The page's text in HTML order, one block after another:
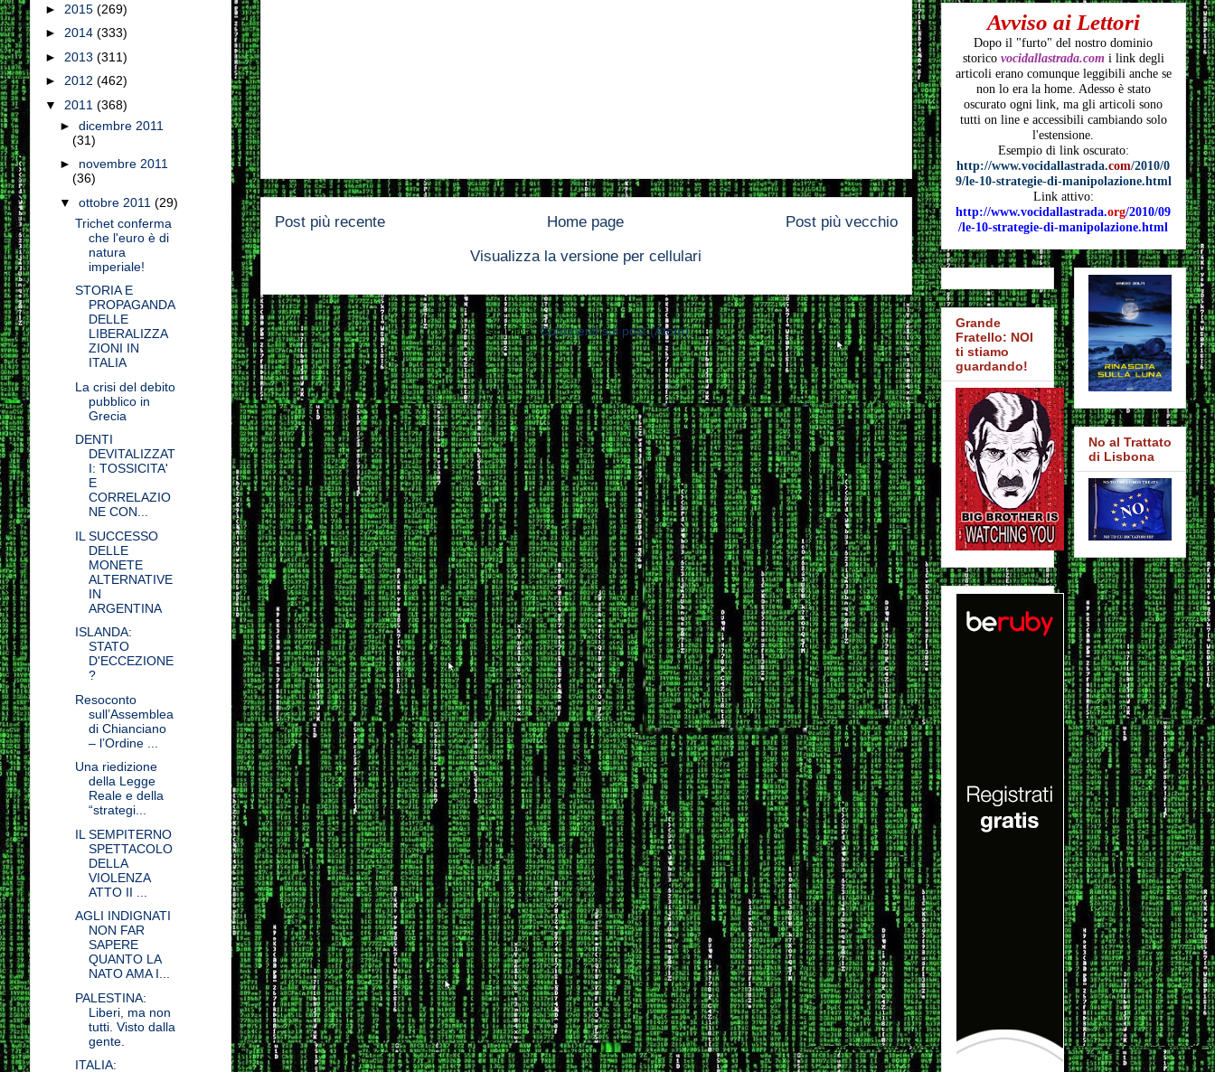
Post più recente Post più vecchio
Home page
Visualizza la versione per cellulari
Iscriviti a:Commenti sul post (Atom)
► 2015 (269)
► 2014 (333)
► 2013 (311)
► 2012 (462)
▼ 2011 (368)
►dicembre 2011
(31)
► novembre 2011
(36)
▼ottobre 2011(29)
Trichet conferma
che l'euro è di
natura
imperiale!
STORIA E
PROPAGANDA
DELLE
LIBERALIZZA
ZIONI IN
ITALIA
La crisi del debito
pubblico in
Grecia
DENTI
DEVITALIZZAT
I: TOSSICITA'
E
CORRELAZIO
NE CON...
IL SUCCESSO
DELLE
MONETE
ALTERNATIVE
IN
ARGENTINA
ISLANDA:
STATO
D'ECCEZIONE
?
Resoconto
sull’Assemblea
di Chianciano
– l’Ordine ...
Una riedizione
della Legge
Reale e della
“strategi...
IL SEMPITERNO
SPETTACOLO
DELLA
VIOLENZA
ATTO II ...
AGLI INDIGNATI
NON FAR
SAPERE
QUANTO LA
NATO AMA I...
PALESTINA:
Liberi, ma non
tutti. Visto dalla
gente.
ITALIA:
Avviso ai Lettori
Dopo il "furto" del nostro dominio
storico vocidallastrada.comi link degli
articoli erano comunque leggibili anche se
non lo era la home. Adesso è stato
oscurato ogni link, ma gli articoli sono
tutti on line e accessibili cambiando solo
l'estensione.
Esempio di link oscurato:
http://www.vocidallastrada.com/2010/0
9/le-10-strategie-di-manipolazione.html
Link attivo:
http://www.vocidallastrada.org/2010/09
/le-10-strategie-di-manipolazione.html
Grande
Fratello: NOI
ti stiamo
guardando!
No al Trattato
di Lisbona